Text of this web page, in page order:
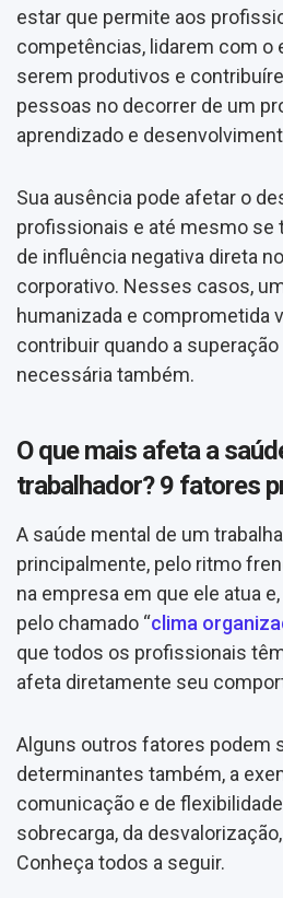
estar que permite aos
competências, lidarem com o
serem produtivos e
pessoas no decorrer de um
aprendizado e
Sua ausência pode afetar o
profissionais e até mesmo
de influência negativa direta
corporativo. Nesses casos,
humanizada e comprometida
contribuir quando a
necessária também.
O que mais afeta a
trabalhador? 9 fatores
A saúde mental de um
principalmente, pelo ritmo
na empresa em que ele atua
pelo chamado “clima
que todos os profissionais
afeta diretamente seu
Alguns outros fatores podem
determinantes também, a
comunicação e de
sobrecarga, da
Conheça todos a seguir.